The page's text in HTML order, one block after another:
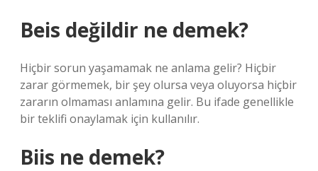
Beis değildir ne demek?
Hiçbir sorun yaşamamak ne anlama gelir? Hiçbir
zarar görmemek, bir şey olursa veya oluyorsa hiçbir
zararın olmaması anlamına gelir. Bu ifade genellikle
bir teklifi onaylamak için kullanılır.
Biis ne demek?